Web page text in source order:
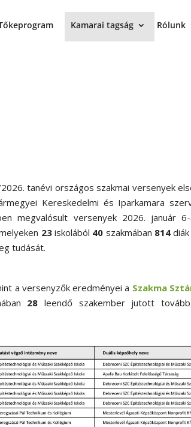
Kamarai tagság Rólunk
tanévi országos szakmai versenyek
Kereskedelmi és Iparkamara
megvalósult versenyek 2026. január
23iskolából 40 szakmában 814
tudását.
a versenyzők eredményei a Szakma
28 leendő szakember jutott